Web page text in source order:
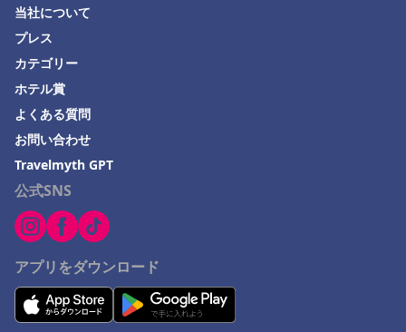
鶴岡市でのホテル
雲仙市でのホテル
グアムでのホテル
小浜でのホテル
公式SNS
アプリをダウンロード
当社について
プレス
カテゴリー
ホテル賞
よくある質問
お問い合わせ
Travelmyth GPT